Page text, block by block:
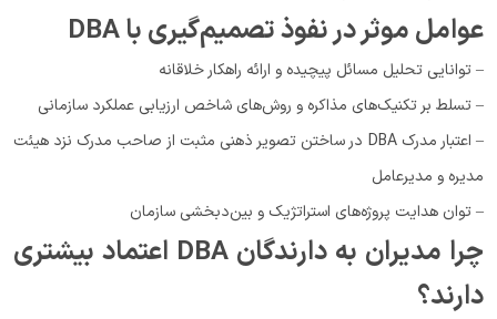
عوامل موثر در نفوذ تصمیم‌گیری با DBA
– توانایی تحلیل مسائل پیچیده و ارائه راهکار خلاقانه
– تسلط بر تکنیک‌های مذاکره و روش‌های شاخص ارزیابی عملکرد سازمانی
– اعتبار مدرک DBA در ساختن تصویر ذهنی مثبت از صاحب مدرک نزد هیئت
مدیره و مدیرعامل
– توان هدایت پروژه‌های استراتژیک و بین‌دبخشی سازمان
چرا مدیران به دارندگان DBA اعتماد بیشتری
دارند؟